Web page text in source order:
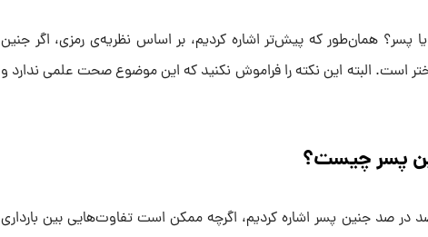
همان‌طور که پیش‌تر اشاره کردیم، بر اساس نظریه‌ی رمزی، اگر جنین
است. البته این نکته را فراموش نکنید که این موضوع صحت علمی ندارد و
پسر چیست؟
در صد جنین پسر اشاره کردیم، اگرچه ممکن است تفاوت‌هایی بین بارداری